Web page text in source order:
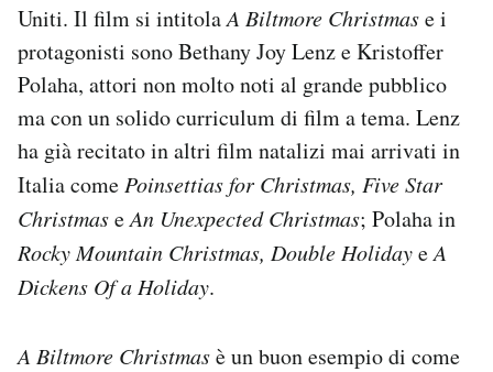
Uniti. Il film si intitolaA Biltmore Christmase i
protagonisti sono Bethany Joy Lenz e Kristoffer
Polaha, attori non molto noti al grande pubblico
ma con un solido curriculum di film a tema. Lenz
ha già recitato in altri film natalizi mai arrivati in
Italia come Poinsettias for Christmas, Five Star
ChristmaseAn Unexpected Christmas; Polaha in
Rocky Mountain Christmas, Double HolidayeA
Dickens Of a Holiday.
A Biltmore Christmasè un buon esempio di come